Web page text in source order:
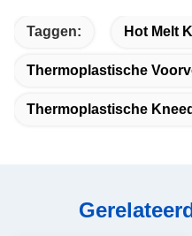
Taggen: Hot Melt
Thermoplastische
Thermoplastische